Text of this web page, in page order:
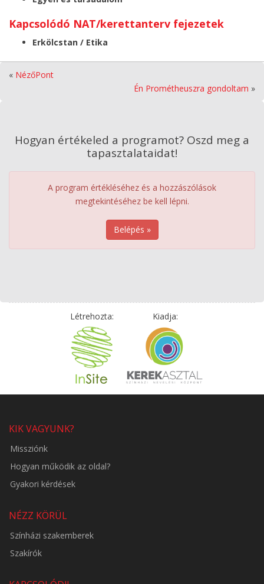
Kapcsolódó NAT/kerettanterv fejezetek
Erkölcstan / Etika
« NézőPont
Én Prométheuszra gondoltam »
Hogyan értékeled a programot? Oszd meg a
tapasztalataidat!
A program értékléséhez és a hozzászólások
megtekintéséhez be kell lépni.
Belépés »
Létrehozta: Kiadja:
KIK VAGYUNK?
Missziónk
Hogyan működik az oldal?
Gyakori kérdések
NÉZZ KÖRÜL
Színházi szakemberek
Szakírók